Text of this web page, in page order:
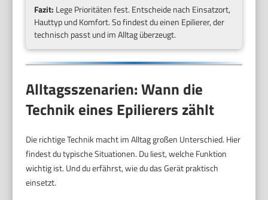
Fazit: Lege Prioritäten fest. Entscheide nach Einsatzort,
Hauttyp und Komfort. So findest du einen Epilierer, der
technisch passt und im Alltag überzeugt.
Alltagsszenarien: Wann die
Technik eines Epilierers zählt
Die richtige Technik macht im Alltag großen Unterschied. Hier
findest du typische Situationen. Du liest, welche Funktion
wichtig ist. Und du erfährst, wie du das Gerät praktisch
einsetzt.